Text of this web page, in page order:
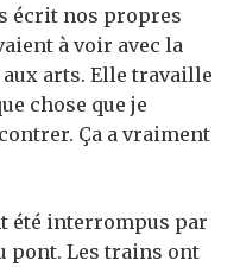
écrit nos propres
à voir avec la
aux arts. Elle travaille
chose que je
Ça a vraiment
été interrompus par
pont. Les trains ont